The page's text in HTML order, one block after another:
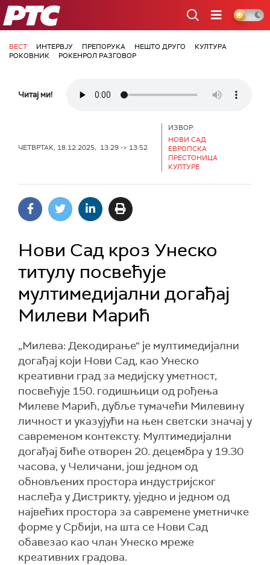
РТС
ВЕСТ ИНТЕРВЈУ ПРЕПОРУКА НЕШТО ДРУГО
КУЛТУРА
РОКОВНИК
РОКЕНРОЛ РАЗГОВОР
Читај ми!
ЧЕТВРТАК, 18.12.2025, 13:29 -> 13:52
ИЗВОР:
НОВИ САД
ЕВРОПСКА
ПРЕСТОНИЦА
КУЛТУРЕ
Нови Сад кроз Унеско
титулу посвећује
мултимедијални догађај
Милеви Марић
„Милева: Декодирање“ је мултимедијални
догађај који Нови Сад, као Унеско
креативни град за медијску уметност,
посвећује 150. годишњици од рођења
Милеве Марић, дубље тумачећи Милевину
личност и указујући на њен светски значај у
савременом контексту. Мултимедијални
догађај биће отворен 20. децембра у 19.30
часова, у Челичани, још једном од
обновљених простора индустријског
наслеђа у Дистрикту, уједно и једном од
највећих простора за савремене уметничке
форме у Србији, на шта се Нови Сад
обавезао као члан Унеско мреже
креативних градова.